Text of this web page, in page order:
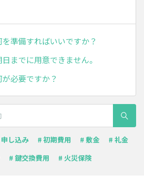
準備すればいいですか？
までに用意できません。
必要ですか？
し込み # 初期費用 # 敷金
# 礼金
# 鍵交換費用 # 火災保険